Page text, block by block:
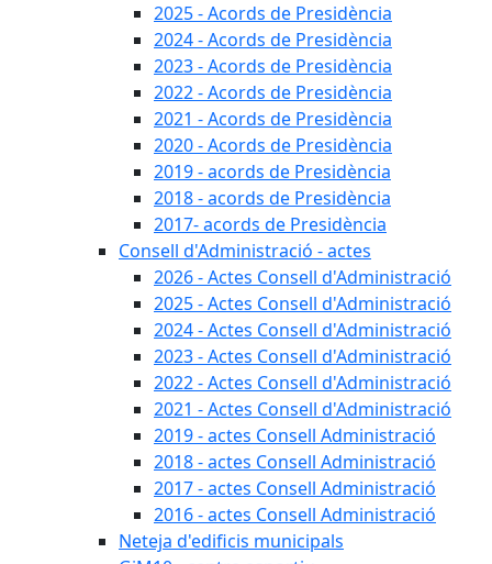
2025 - Acords de Presidència
2024 - Acords de Presidència
2023 - Acords de Presidència
2022 - Acords de Presidència
2021 - Acords de Presidència
2020 - Acords de Presidència
2019 - acords de Presidència
2018 - acords de Presidència
2017- acords de Presidència
Consell d'Administració - actes
2026 - Actes Consell d'Administració
2025 - Actes Consell d'Administració
2024 - Actes Consell d'Administració
2023 - Actes Consell d'Administració
2022 - Actes Consell d'Administració
2021 - Actes Consell d'Administració
2019 - actes Consell Administració
2018 - actes Consell Administració
2017 - actes Consell Administració
2016 - actes Consell Administració
Neteja d'edificis municipals